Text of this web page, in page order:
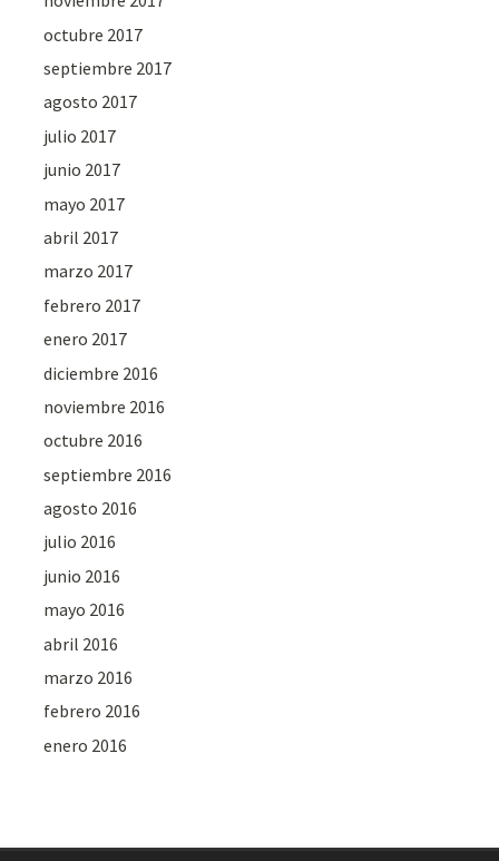
octubre 2017
septiembre 2017
agosto 2017
julio 2017
junio 2017
mayo 2017
abril 2017
marzo 2017
febrero 2017
enero 2017
diciembre 2016
noviembre 2016
octubre 2016
septiembre 2016
agosto 2016
julio 2016
junio 2016
mayo 2016
abril 2016
marzo 2016
febrero 2016
enero 2016